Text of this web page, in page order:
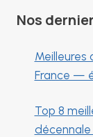
Nos
Meilleures
France —
Top 8
décennale